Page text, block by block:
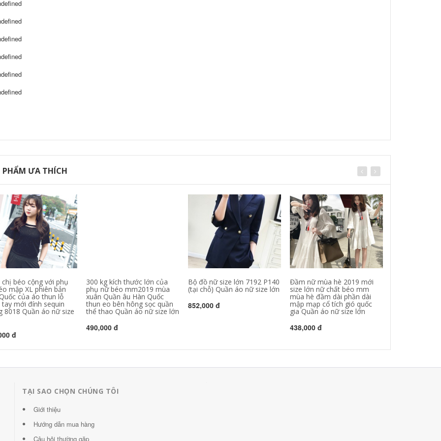
PHẨM ƯA THÍCH
chị béo cộng với phụ
mập XL phiên bản
của áo thun lỗ
tay mới đính sequin
8018 Quần áo nữ size
đ
300 kg kích thước lớn của
phụ nữ béo mm2019 mùa
xuân Quần âu Hàn Quốc
thun eo bên hông sọc quần
thể thao Quần áo nữ size lớn
490,000 đ
Bộ đồ nữ size lớn 7192 P140
(tại chỗ) Quần áo nữ size lớn
852,000 đ
Đầm nữ mùa hè 2019 mới
size lớn nữ chất béo mm
mùa hè đầm dài phần dài
mập mạp cổ tích gió quốc
gia Quần áo nữ size lớn
438,000 đ
TẠI SAO CHỌN CHÚNG TÔI
Giới thiệu
Hướng dẫn mua hàng
Câu hỏi thường gặp